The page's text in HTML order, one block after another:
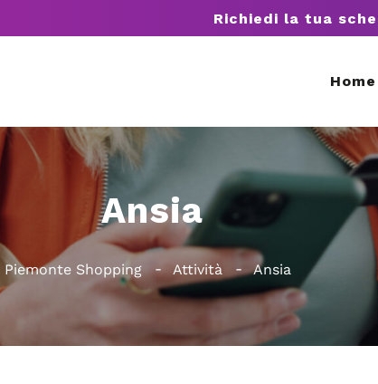
Richiedi la tua
Home
Ansia
Piemonte Shopping Attività Ansia